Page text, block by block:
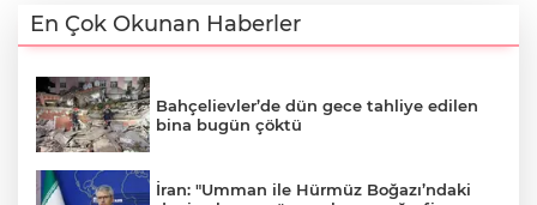
En Çok Okunan Haberler
Bahçelievler’de dün gece tahliye edilen
bina bugün çöktü
İran: "Umman ile Hürmüz Boğazı’ndaki